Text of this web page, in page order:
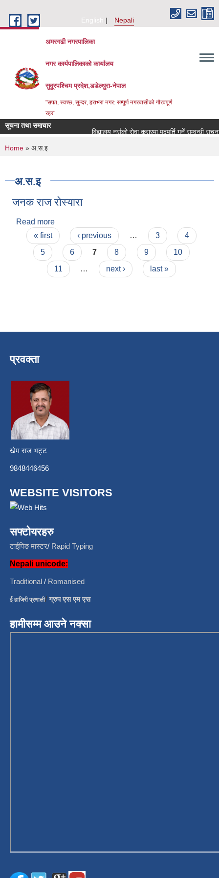
English
Nepali
अमरगढी नगरपालिका
नगर कार्यपालिकाको कार्यालय
सुदूरपश्चिम प्रदेश,डडेल्धुरा-नेपाल
"सफा, स्वच्छ, सुन्दर, हराभरा नगर: सम्पूर्ण नगरबासीको गौरवपूर्ण
रहर"
सूचना तथा समाचार
विद्यालय नर्सको सेवा करारमा पदपूर्ति गर्ने सम्वन्धी
You are here
Home » अ.स.इ
अ.स.इ
जनक राज रोस्यारा
Read more
Pages
« first ‹ previous … 3
4
5
6 7 8 9
10
11
… next › last »
प्रवक्ता
खेम राज भट्ट
9848446456
WEBSITE VISITORS
सफ्टोयरहरु
टाईपिङ मास्टर/ Rapid Typing
Nepali unicode:
Traditional / Romanised
ई हाजिरी प्रणाली/ग्रुप एस एम एस
हामीसम्म आउने नक्सा